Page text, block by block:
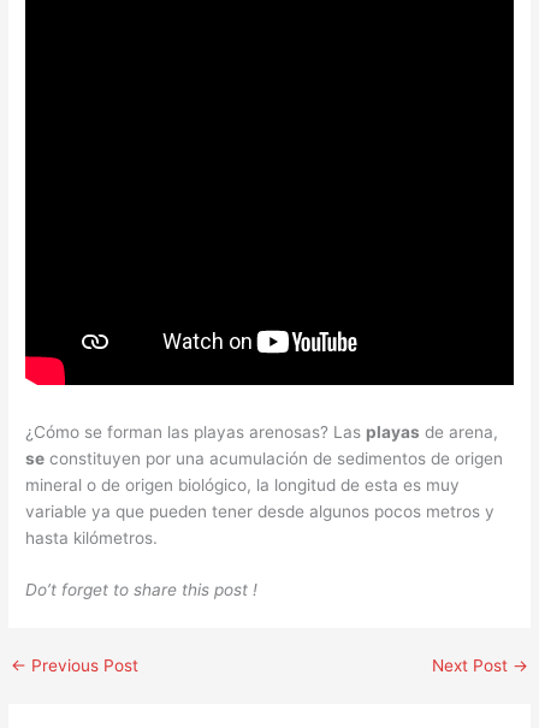
¿Cómo se forman las playas arenosas? Las playas de arena,
se constituyen por una acumulación de sedimentos de origen
mineral o de origen biológico, la longitud de esta es muy
variable ya que pueden tener desde algunos pocos metros y
hasta kilómetros.
Do’t forget to share this post !
← Previous Post Next Post →